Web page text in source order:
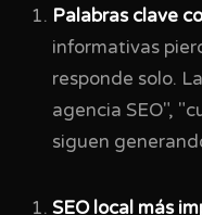
Palabras clave
informativas
responde solo.
agencia SEO",
siguen
SEO local más